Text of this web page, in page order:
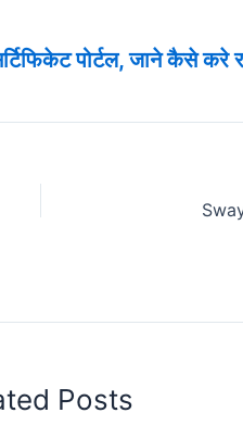
पोर्टल, जाने कैसे करे
Posts